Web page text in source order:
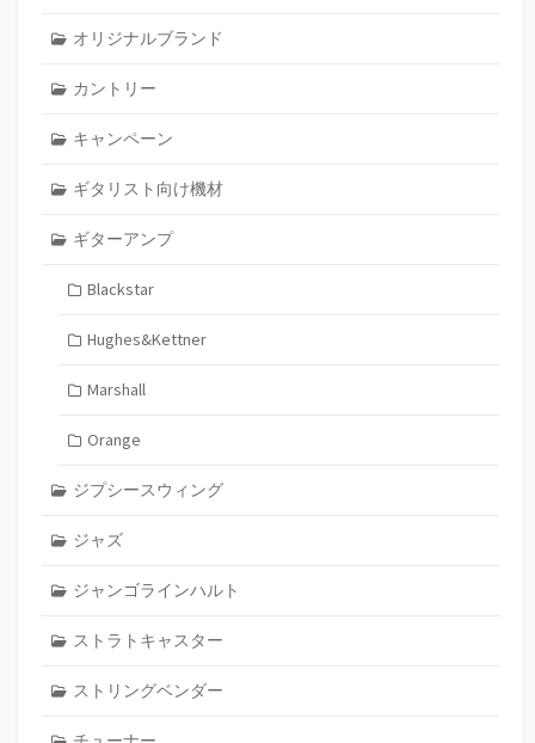
オリジナルブランド
カントリー
キャンペーン
ギタリスト向け機材
ギターアンプ
Blackstar
Hughes&Kettner
Marshall
Orange
ジプシースウィング
ジャズ
ジャンゴラインハルト
ストラトキャスター
ストリングベンダー